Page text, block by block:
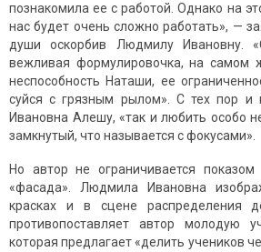
познакомила ее с работой. Однако на
нас будет очень сложно работать», —
души оскорбив Людмилу Ивановну.
вежливая формулировочка, на самом
неспособность Наташи, ее
суйся с грязным рылом». С тех пор и
Ивановна Алешу, «так и любить особо
замкнутый, что называется с фокусами».
Но автор не ограничивается
«фасада». Людмила Ивановна
красках и в сцене распределения
противопоставляет автор молодую
которая предлагает «делить учеников